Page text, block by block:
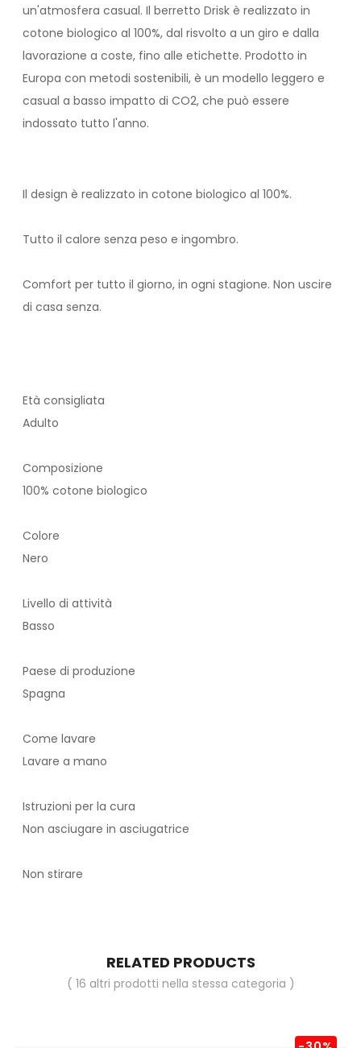
un'atmosfera casual. Il berretto Drisk è realizzato in
cotone biologico al 100%, dal risvolto a un giro e dalla
lavorazione a coste, fino alle etichette. Prodotto in
Europa con metodi sostenibili, è un modello leggero e
casual a basso impatto di CO2, che può essere
indossato tutto l'anno.
Il design è realizzato in cotone biologico al 100%.
Tutto il calore senza peso e ingombro.
Comfort per tutto il giorno, in ogni stagione. Non uscire
di casa senza.
Età consigliata
Adulto
Composizione
100% cotone biologico
Colore
Nero
Livello di attività
Basso
Paese di produzione
Spagna
Come lavare
Lavare a mano
Istruzioni per la cura
Non asciugare in asciugatrice
Non stirare
RELATED PRODUCTS
( 16 altri prodotti nella stessa categoria )